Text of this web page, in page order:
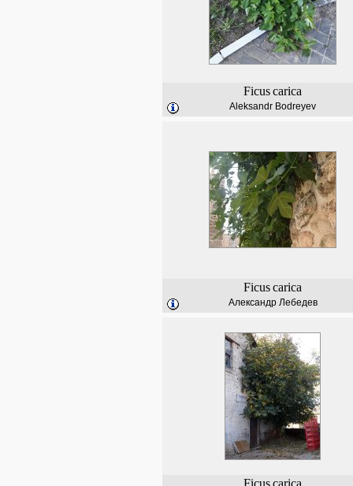
Ficuscarica
Aleksandr Bodreyev
Ficuscarica
Александр Лебедев
Ficuscarica